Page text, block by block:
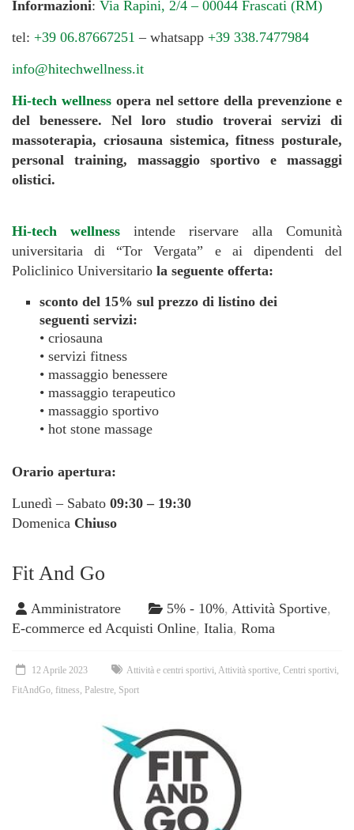
Informazioni: Via Rapini, 2/4 – 00044 Frascati (RM)
tel: +39 06.87667251 – whatsapp +39 338.7477984
info@hitechwellness.it
Hi-tech wellness opera nel settore della prevenzione e
del benessere. Nel loro studio troverai servizi di
massoterapia, criosauna sistemica, fitness posturale,
personal training, massaggio sportivo e massaggi
olistici.
Hi-tech wellness intende riservare alla Comunità
universitaria di “Tor Vergata” e ai dipendenti del
Policlinico Universitario la seguente offerta:
sconto del 15% sul prezzo di listino dei
seguenti servizi:
• criosauna
• servizi fitness
• massaggio benessere
• massaggio terapeutico
• massaggio sportivo
• hot stone massage
Orario apertura:
Lunedì – Sabato 09:30 – 19:30
Domenica Chiuso
Fit And Go
Amministratore 5% - 10%, Attività Sportive,
E-commerce ed Acquisti Online, Italia, Roma
12 Aprile 2023 Attività e centri sportivi Attività sportive Centri sportivi
FitAndGo fitness Palestre Sport